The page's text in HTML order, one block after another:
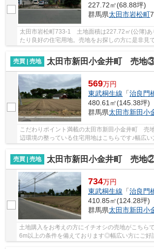
227.72㎡(68.88坪)
群馬県太田市岩松町
太田市岩松町733-1 土地面積は227.72㎡(公簿)あ
たり良好の住宅用地。売地をお探しの方に是非見
売買 | 売地
太田市新田小金井町 売地
569万円
東武桐生線 「治良門
480.61㎡(145.38坪)
群馬県太田市新田小
こだわりポイント満載の太田市新田小金井町 売
辺環境の整っている住宅用地はこちらです♪幅広
売買 | 売地
太田市新田小金井町 売地
734万円
東武桐生線 「治良門
410.85㎡(124.28坪)
群馬県太田市新田小
土地購入をお考えの方にイチオシの売地がこちら
6m以上の条件を備えております◎幅広い方にご好
いかがでしょうか◎土地面積は410.85㎡(公簿)で